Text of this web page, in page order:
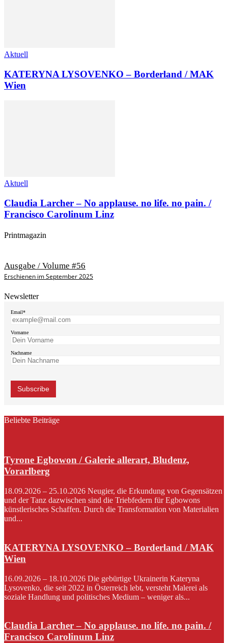
Aktuell
KATERYNA LYSOVENKO – Borderland / MAK
Wien
Aktuell
Claudia Larcher – No applause. no life. no pain. /
Francisco Carolinum Linz
Printmagazin
Ausgabe / Volume #56
Erschienen im September 2025
Newsletter
Email*
Vorname
Nachname
Beliebte Beiträge
Tyrone Egbowon / Galerie allerart, Bludenz,
Vorarlberg
18.09.2026 – 25.10.2026 Neugier, die Erkundung von Gegensätzen
und der Tanz dazwischen sind die Triebfedern für Egbowons
künstlerisches Schaffen. Durch die Transformation von Materialien
und...
KATERYNA LYSOVENKO – Borderland / MAK
Wien
16.09.2026 – 18.10.2026 Die gebürtige Ukrainerin Kateryna
Lysovenko, die seit 2022 in Österreich lebt, versteht Malerei als
soziale Handlung und politisches Medium – weniger als...
Claudia Larcher – No applause. no life. no pain. /
Francisco Carolinum Linz